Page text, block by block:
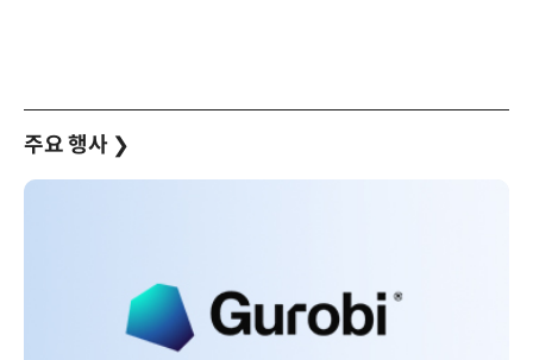
주요 행사 ❯